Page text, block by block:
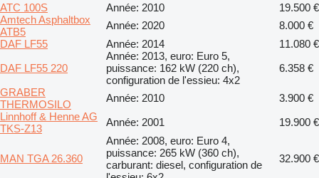
ATC 100S Année: 2010
19.500 €
Amtech Asphaltbox
ATB5
Année: 2020
8.000 €
DAF LF55
Année: 2014
11.080 €
DAF LF55 220
Année: 2013, euro: Euro 5,
puissance: 162 kW (220 ch),
configuration de l'essieu: 4x2
6.358 €
GRABER
THERMOSILO
Année: 2010
3.900 €
Linnhoff & Henne AG
TKS-Z13
Année: 2001 19.900 €
MAN TGA 26.360
Année: 2008, euro: Euro 4,
puissance: 265 kW (360 ch),
carburant: diesel, configuration de
32.900 €